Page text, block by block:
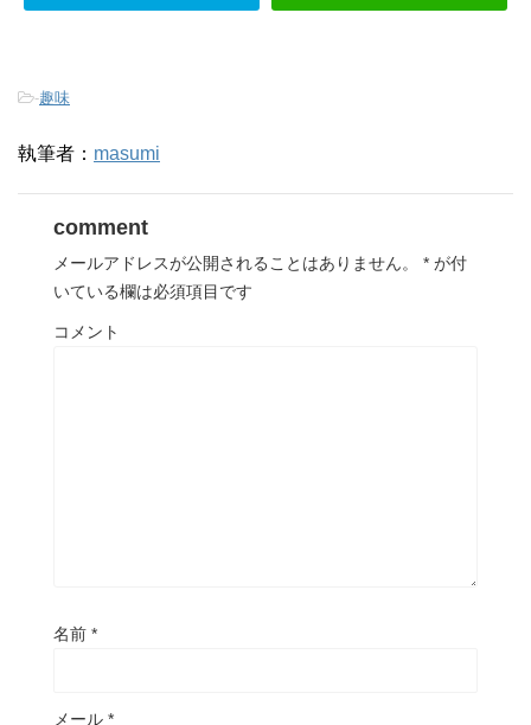
-趣味
執筆者： masumi
comment
メールアドレスが公開されることはありません。 * が付
いている欄は必須項目です
コメント
名前 *
メール *